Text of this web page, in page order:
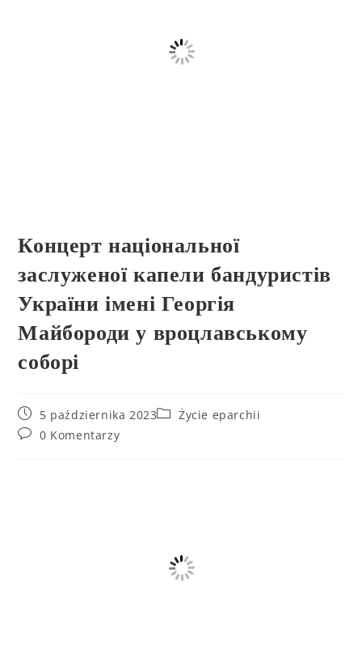
Концерт національної
заслуженої капели бандуристів
України імені Георгія
Майбороди у вроцлавському
соборі
5 października 2023
Życie eparchii
0 Komentarzy